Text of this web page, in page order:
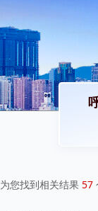
为您找到相关结果 57